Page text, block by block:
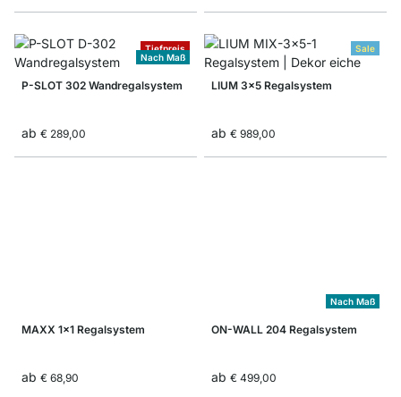
Tiefpreis
Nach Maß
P-SLOT 302 Wandregalsystem
ab € 289,00
Sale
LIUM 3x5 Regalsystem
ab € 989,00
MAXX 1x1 Regalsystem
ab € 68,90
Nach Maß
ON-WALL 204 Regalsystem
ab € 499,00